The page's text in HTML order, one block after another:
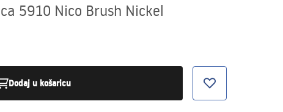
5910 Nico Brush Nickel
Dodaj u košaricu